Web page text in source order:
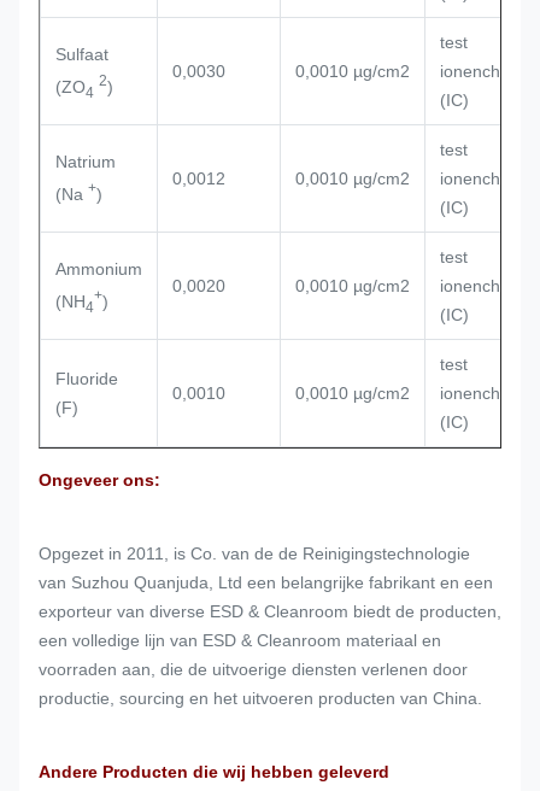
Sulfaat
(ZO4
2)
0,0030 0,0010 µg/cm2
test
(IC)
Natrium
(Na +)
0,0012 0,0010 µg/cm2
test
(IC)
Ammonium
(NH4
+)
0,0020 0,0010 µg/cm2
test
(IC)
Fluoride
(F)
0,0010 0,0010 µg/cm2
test
(IC)
Ongeveer ons:
Opgezet in 2011, is Co. van de de Reinigingstechnologie
van Suzhou Quanjuda, Ltd een belangrijke fabrikant en een
exporteur van diverse ESD & Cleanroom biedt de producten,
een volledige lijn van ESD & Cleanroom materiaal en
voorraden aan, die de uitvoerige diensten verlenen door
productie, sourcing en het uitvoeren producten van China.
Andere Producten die wij hebben geleverd